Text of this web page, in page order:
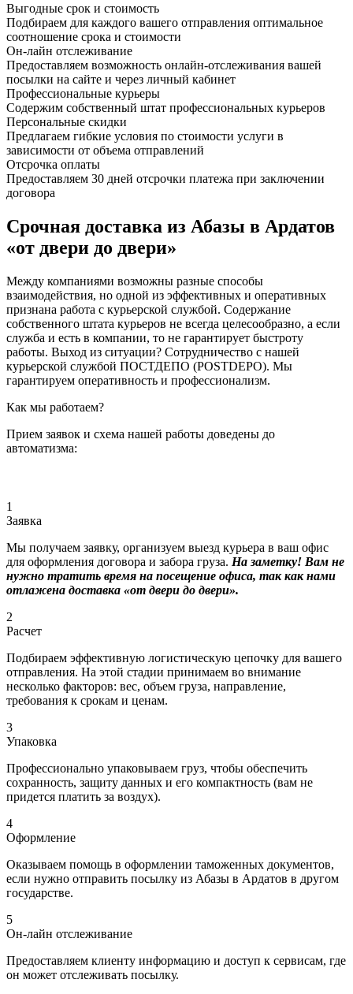
Выгодные срок и стоимость
Подбираем для каждого вашего отправления оптимальное
соотношение срока и стоимости
Он-лайн отслеживание
Предоставляем возможность онлайн-отслеживания вашей
посылки на сайте и через личный кабинет
Профессиональные курьеры
Содержим собственный штат профессиональных курьеров
Персональные скидки
Предлагаем гибкие условия по стоимости услуги в
зависимости от объема отправлений
Отсрочка оплаты
Предоставляем 30 дней отсрочки платежа при заключении
договора
Срочная доставка из Абазы в Ардатов
«от двери до двери»
Между компаниями возможны разные способы
взаимодействия, но одной из эффективных и оперативных
признана работа с курьерской службой. Содержание
собственного штата курьеров не всегда целесообразно, а если
служба и есть в компании, то не гарантирует быстроту
работы. Выход из ситуации? Сотрудничество с нашей
курьерской службой ПОСТДЕПО (POSTDEPO). Мы
гарантируем оперативность и профессионализм.
Как мы работаем?
Прием заявок и схема нашей работы доведены до
автоматизма:
1
Заявка
Мы получаем заявку, организуем выезд курьера в ваш офис
для оформления договора и забора груза. На заметку! Вам не
нужно тратить время на посещение офиса, так как нами
отлажена доставка «от двери до двери».
2
Расчет
Подбираем эффективную логистическую цепочку для вашего
отправления. На этой стадии принимаем во внимание
несколько факторов: вес, объем груза, направление,
требования к срокам и ценам.
3
Упаковка
Профессионально упаковываем груз, чтобы обеспечить
сохранность, защиту данных и его компактность (вам не
придется платить за воздух).
4
Оформление
Оказываем помощь в оформлении таможенных документов,
если нужно отправить посылку из Абазы в Ардатов в другом
государстве.
5
Он-лайн отслеживание
Предоставляем клиенту информацию и доступ к сервисам, где
он может отслеживать посылку.